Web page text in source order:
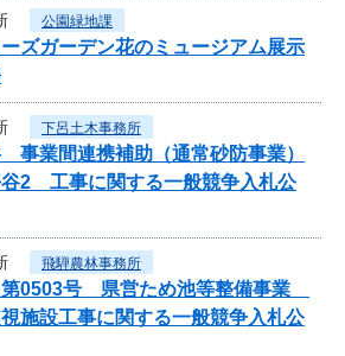
公園緑地課
ズガーデン花のミュージアム展示
下呂土木事務所
事業間連携補助（通常砂防事業）
谷2 工事に関する一般競争入札公
飛騨農林事務所
第0503号 県営ため池等整備事業
施設工事に関する一般競争入札公